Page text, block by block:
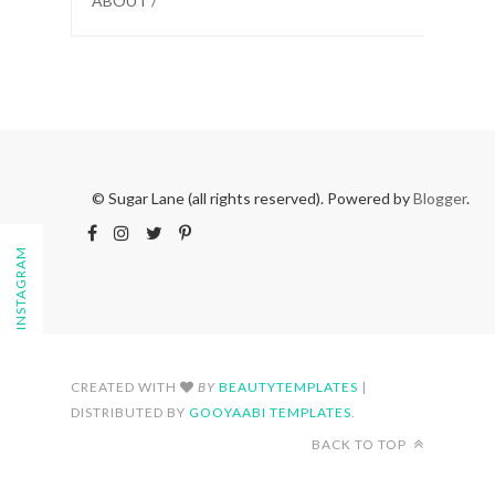
© Sugar Lane (all rights reserved). Powered byBlogger.
FOLLOW ON INSTAGRAM CREATED WITH BY BEAUTYTEMPLATES |
DISTRIBUTED BY GOOYAABI TEMPLATES
BACK TO TOP